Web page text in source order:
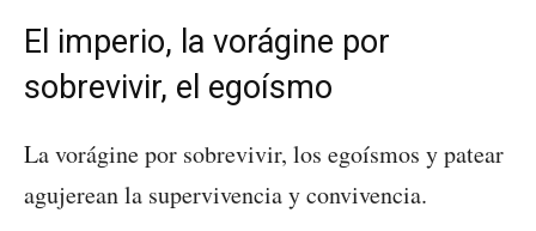
El imperio, la vorágine por
sobrevivir, el egoísmo
La vorágine por sobrevivir, los egoísmos y patear
agujerean la supervivencia y convivencia.